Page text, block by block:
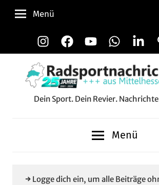
Zum
Inhalt
InstagramFacebookYouTubeWhatsApp
Menü
Dein Sport. Dein Revier.
Menü
→ Logge dich ein, um alle Beiträge